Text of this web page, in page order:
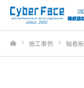
施工事例 袖看板